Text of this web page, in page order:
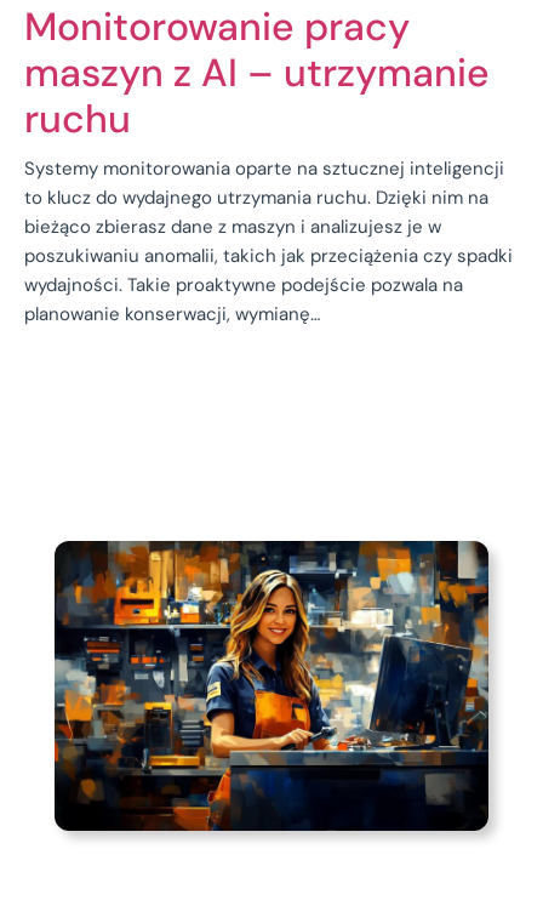
Monitorowanie pracy
maszyn z AI – utrzymanie
ruchu
Systemy monitorowania oparte na sztucznej inteligencji
to klucz do wydajnego utrzymania ruchu. Dzięki nim na
bieżąco zbierasz dane z maszyn i analizujesz je w
poszukiwaniu anomalii, takich jak przeciążenia czy spadki
wydajności. Takie proaktywne podejście pozwala na
planowanie konserwacji, wymianę…